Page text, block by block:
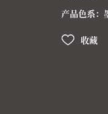
产品色系：
收藏